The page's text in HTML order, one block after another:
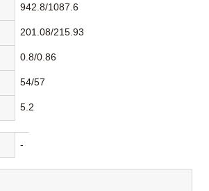
942.8/1087.6
201.08/215.93
0.8/0.86
54/57
5.2
-